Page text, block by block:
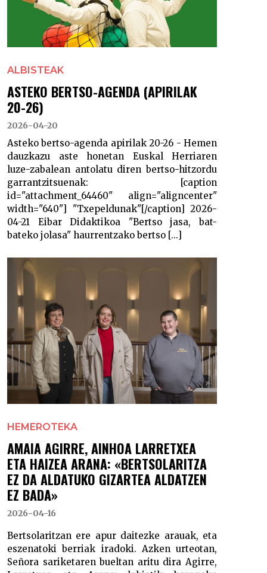
ALBISTEAK
ASTEKO BERTSO-AGENDA (APIRILAK
20-26)
2026-04-20
Asteko bertso-agenda apirilak 20-26 - Hemen
dauzkazu aste honetan Euskal Herriaren
luze-zabalean antolatu diren bertso-hitzordu
garrantzitsuenak: [caption
id="attachment_64460" align="aligncenter"
width="640"] "Txepeldunak"[/caption] 2026-
04-21 Eibar Didaktikoa "Bertso jasa, bat-
bateko jolasa" haurrentzako bertso [...]
HEMEROTEKA
AMAIA AGIRRE, AINHOA LARRETXEA
ETA HAIZEA ARANA: «BERTSOLARITZA
EZ DA ALDATUKO GIZARTEA ALDATZEN
EZ BADA»
2026-04-16
Bertsolaritzan ere apur daitezke arauak, eta
eszenatoki berriak iradoki. Azken urteotan,
Señora sariketaren bueltan aritu dira Agirre,